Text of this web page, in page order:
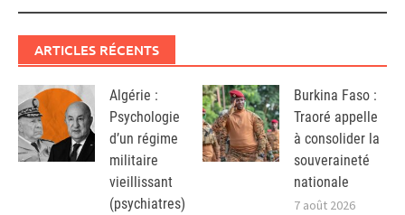
ARTICLES RÉCENTS
Algérie :
Psychologie
d’un régime
militaire
vieillissant
(psychiatres)
Burkina Faso :
Traoré appelle
à consolider la
souveraineté
nationale
7 août 2026